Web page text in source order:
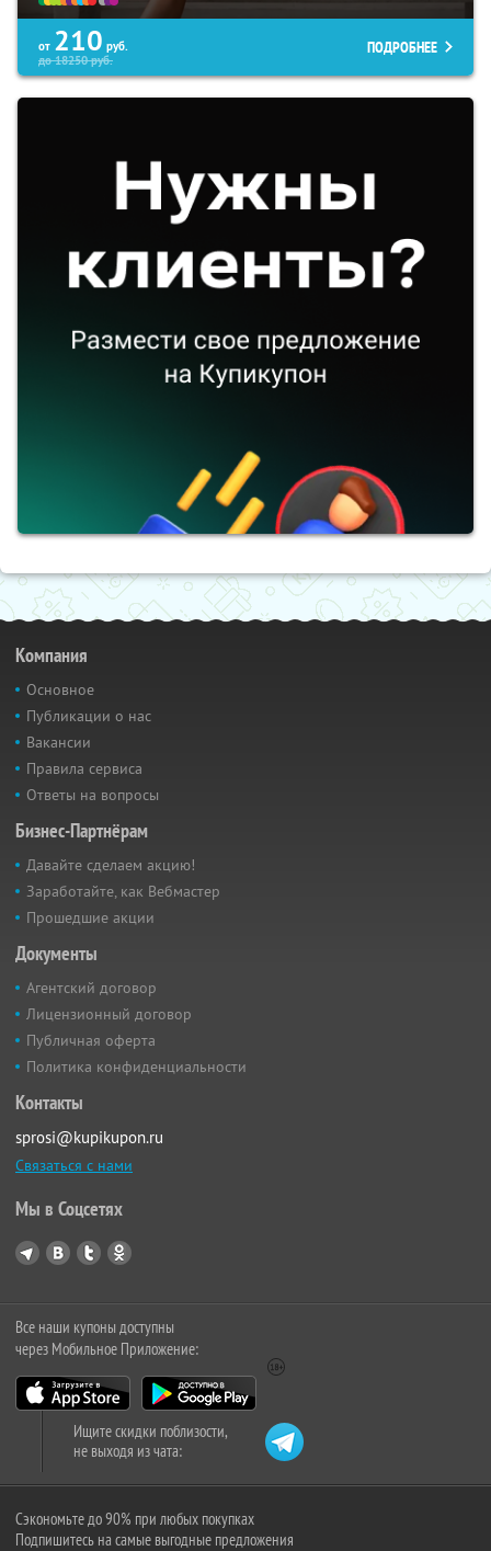
от 210 руб.
до18250руб.
ПОДРОБНЕЕ
Компания
Основное
Публикации о нас
Вакансии
Правила сервиса
Ответы на вопросы
Бизнес-Партнёрам
Давайте сделаем акцию!
Заработайте, как Вебмастер
Прошедшие акции
Документы
Агентский договор
Лицензионный договор
Публичная оферта
Политика конфиденциальности
Контакты
sprosi@kupikupon.ru
Связаться с нами
Мы в Соцсетях
Все наши купоны доступны
через Мобильное Приложение:
Ищите скидки поблизости,
не выходя из чата:
Сэкономьте до 90% при любых покупках
Подпишитесь на самые выгодные предложения